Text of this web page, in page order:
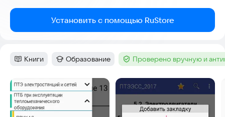
Установить с помощью RuStore
Категория
Книги Категория:
Образование Тег :Проверено вручную и
Скриншоты